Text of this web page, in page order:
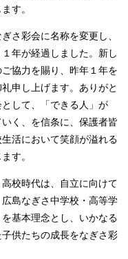
す。
さ彩会に名称を変更し、
年が経過しました。新し
協力を賜り、昨年１年を
申し上げます。ありがと
して、「できる人」が
く、を信条に、保護者皆
活において笑顔が溢れる
す。
校時代は、自立に向けて
島なぎさ中学校・高等学
基本理念とし、いかなる
供たちの成長をなぎさ彩